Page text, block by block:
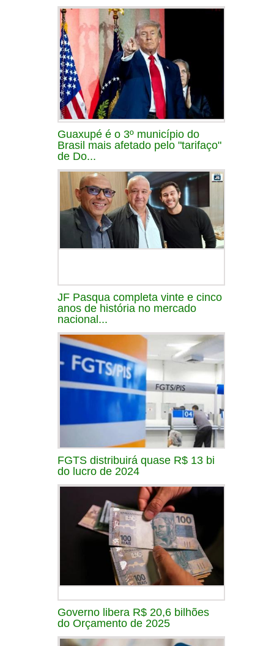
Guaxupé é o 3º município do
Brasil mais afetado pelo "tarifaço"
de Do...
JF Pasqua completa vinte e cinco
anos de história no mercado
nacional...
FGTS distribuirá quase R$ 13 bi
do lucro de 2024
Governo libera R$ 20,6 bilhões
do Orçamento de 2025